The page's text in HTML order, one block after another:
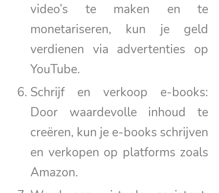
video’s te maken en te
monetariseren, kun je geld
verdienen via advertenties op
YouTube.
Schrijf en verkoop e-books:
Door waardevolle inhoud te
creëren, kun je e-books schrijven
en verkopen op platforms zoals
Amazon.